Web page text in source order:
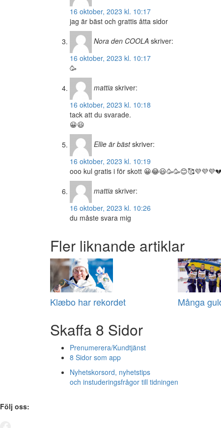
16 oktober, 2023 kl. 10:17
jag är bäst och grattis åtta sidor
Nora den COOLA skriver:
16 oktober, 2023 kl. 10:17
🥳
mattia skriver:
16 oktober, 2023 kl. 10:18
tack att du svarade.
😀😃
Ellie är bäst skriver:
16 oktober, 2023 kl. 10:19
ooo kul gratis i för skott
mattia skriver:
16 oktober, 2023 kl. 10:26
du måste svara mig
Fler liknande artiklar
Klæbo har rekordet Många
Skaffa 8 Sidor
Prenumerera/Kundtjänst
8 Sidor som app
Nyhetskorsord, nyhetstips
och instuderingsfrågor till tidningen
Följ oss: